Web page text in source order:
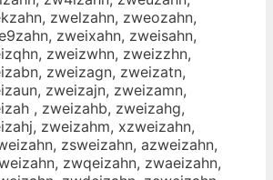
zwelzahn, zweozahn,
zweixahn, zweisahn,
zweizwhn, zweizzhn,
zweizagn, zweizatn,
zweizajn, zweizamn,
, zweizahb, zweizahg,
zweizahm, xzweizahn,
zsweizahn, azweizahn,
zwqeizahn, zwaeizahn,